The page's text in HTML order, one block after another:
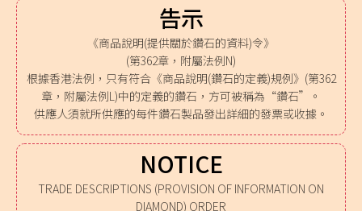
告示
《商品說明(提供關於鑽石的資料)令》
(第362章，附屬法例N)
根據香港法例，只有符合《商品說明(鑽石的定義)規例》(第362
章，附屬法例L)中的定義的鑽石，方可被稱為“鑽石”。
供應人須就所供應的每件鑽石製品發出詳細的發票或收據。
NOTICE
TRADE DESCRIPTIONS (PROVISION OF INFORMATION ON
DIAMOND) ORDER